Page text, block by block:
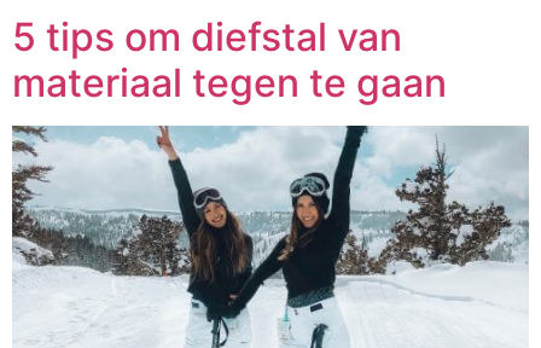
5 tips om diefstal van
materiaal tegen te gaan